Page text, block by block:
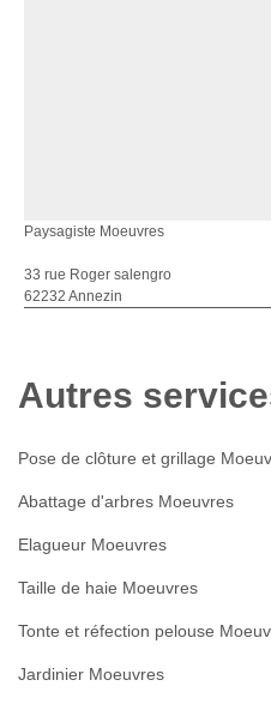
Paysagiste Moeuvres
33 rue Roger salengro
62232 Annezin
Autres
Pose de clôture et grillage
Abattage d'arbres Moeuvres
Elagueur Moeuvres
Taille de haie Moeuvres
Tonte et réfection pelouse
Jardinier Moeuvres